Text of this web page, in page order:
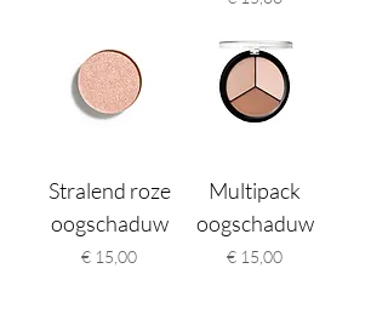
Stralend roze
oogschaduw
Prijs
€ 15,00
Multipack
oogschaduw
Prijs
€ 15,00